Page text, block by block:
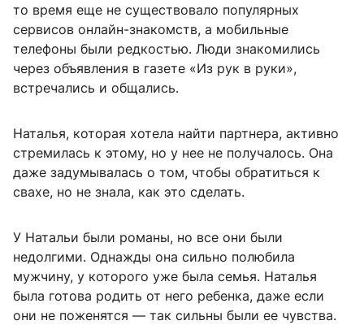
то время еще не существовало популярных
сервисов онлайн-знакомств, а мобильные
телефоны были редкостью. Люди знакомились
через объявления в газете «Из рук в руки»,
встречались и общались.
Наталья, которая хотела найти партнера, активно
стремилась к этому, но у нее не получалось. Она
даже задумывалась о том, чтобы обратиться к
свахе, но не знала, как это сделать.
У Натальи были романы, но все они были
недолгими. Однажды она сильно полюбила
мужчину, у которого уже была семья. Наталья
была готова родить от него ребенка, даже если
они не поженятся — так сильны были ее чувства.